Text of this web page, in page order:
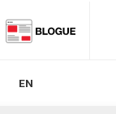
EN